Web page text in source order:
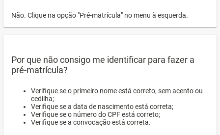
Não. Clique na opção "Pré-matrícula" no menu à esquerda.
Por que não consigo me identificar para fazer a
pré-matrícula?
Verifique se o primeiro nome está correto, sem acento ou
cedilha;
Verifique se a data de nascimento está correta;
Verifique se o número do CPF está correto;
Verifique se a convocação está correta.